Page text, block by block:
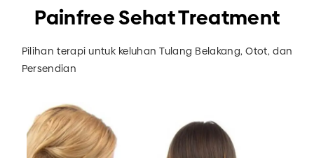
Painfree Sehat Treatment
Pilihan terapi untuk keluhan Tulang Belakang, Otot, dan
Persendian